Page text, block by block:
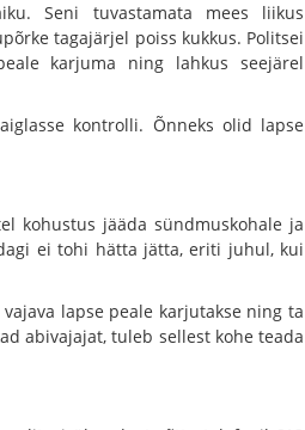
Seni tuvastamata mees liikus
tagajärjel poiss kukkus. Politsei
karjuma ning lahkus seejärel
kontrolli. Õnneks olid lapse
kohustus jääda sündmuskohale ja
ei tohi hätta jätta, eriti juhul, kui
lapse peale karjutakse ning ta
abivajajat, tuleb sellest kohe teada